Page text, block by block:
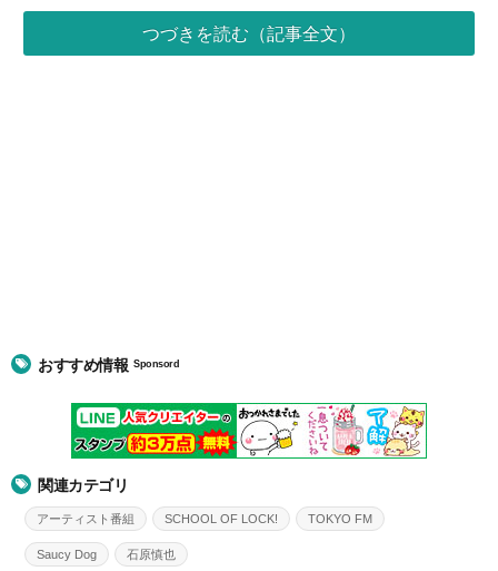
つづきを読む（記事全文）
おすすめ情報Sponsord
関連カテゴリ
アーティスト番組 SCHOOL OF LOCK! TOKYO FM
Saucy Dog 石原慎也